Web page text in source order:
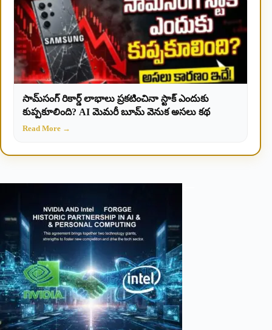
సామ్‌సంగ్ రికార్డ్ లాభాలు ప్రకటించినా స్టాక్ ఎందుకు
కుప్పకూలింది? AI మెమరీ బూమ్ వెనుక అసలు కథ
Read More →